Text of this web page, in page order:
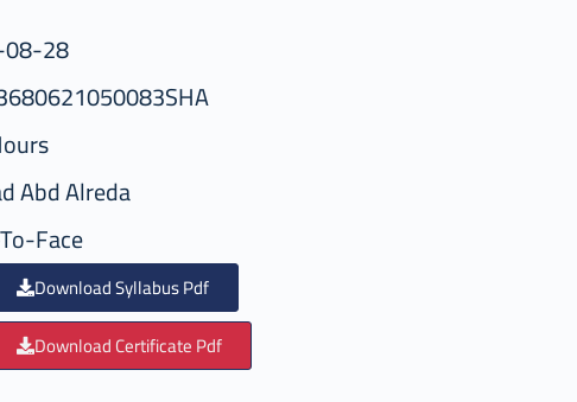
28
Abd Alreda
Face
Download Syllabus Pdf
Download Certificate Pdf